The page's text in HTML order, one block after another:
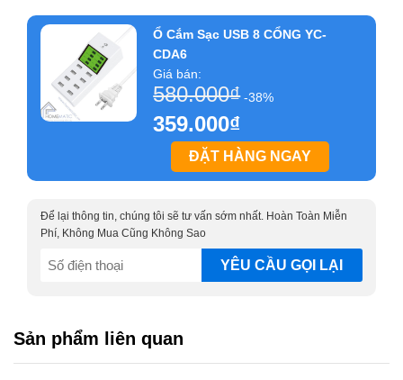
Ổ Cắm Sạc USB 8 CỔNG YC-
CDA6
Giá bán:
580.000₫-38%
359.000₫
ĐẶT HÀNG NGAY
Để lại thông tin, chúng tôi sẽ tư vấn sớm nhất. Hoàn Toàn Miễn
Phí, Không Mua Cũng Không Sao
SĐT
Sản phẩm liên quan